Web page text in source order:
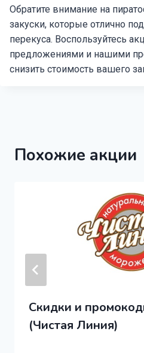
Обратите внимание на
закуски, которые отлично
перекуса. Воспользуйтесь
предложениями и нашими
снизить стоимость вашего
Похожие акции
Скидки и
(Чистая Линия)